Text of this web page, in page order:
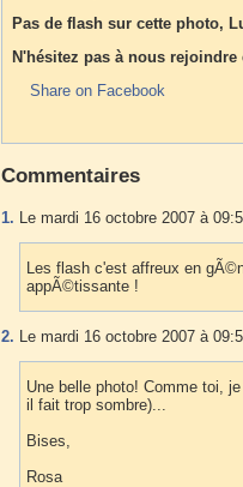
Pas de flash sur cette photo,
N'hésitez pas à nous
Share on Facebook
Commentaires
1. Le mardi 16 octobre 2007 à
Les flash c'est affreux en
appÃ©tissante !
2. Le mardi 16 octobre 2007 à
Une belle photo! Comme toi,
il fait trop sombre)...
Bises,
Rosa